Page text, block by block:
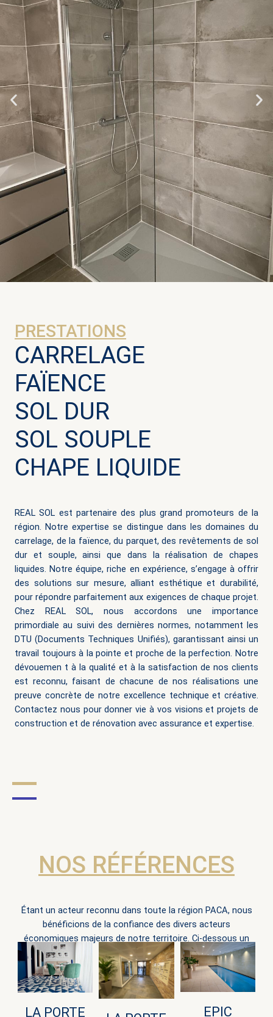
PRESTATIONS
CARRELAGE
FAÏENCE
SOL DUR
SOL SOUPLE
CHAPE LIQUIDE
REAL SOL est partenaire des plus grand promoteurs de la
région. Notre expertise se distingue dans les domaines du
carrelage, de la faïence, du parquet, des revêtements de sol
dur et souple, ainsi que dans la réalisation de chapes
liquides. Notre équipe, riche en expérience, s’engage à offrir
des solutions sur mesure, alliant esthétique et durabilité,
pour répondre parfaitement aux exigences de chaque projet.
Chez REAL SOL, nous accordons une importance
primordiale au suivi des dernières normes, notamment les
DTU (Documents Techniques Unifiés), garantissant ainsi un
travail toujours à la pointe et proche de la perfection. Notre
dévouemen t à la qualité et à la satisfaction de nos clients
est reconnu, faisant de chacune de nos réalisations une
preuve concrète de notre excellence technique et créative.
Contactez nous pour donner vie à vos visions et projets de
construction et de rénovation avec assurance et expertise.
NOS RÉFÉRENCES
Étant un acteur reconnu dans toute la région PACA, nous
bénéficions de la confiance des divers acteurs
économiques majeurs de notre territoire. Ci-dessous un
aperçu.
LA PORTE
EPIC